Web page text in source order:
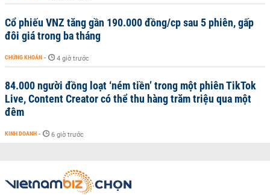
Cổ phiếu VNZ tăng gần 190.000 đồng/cp sau 5 phiên, gấp
đôi giá trong ba tháng
CHỨNG KHOÁN - 4 giờ trước
84.000 người đồng loạt ‘ném tiền’ trong một phiên TikTok
Live, Content Creator có thể thu hàng trăm triệu qua một
đêm
KINH DOANH - 6 giờ trước